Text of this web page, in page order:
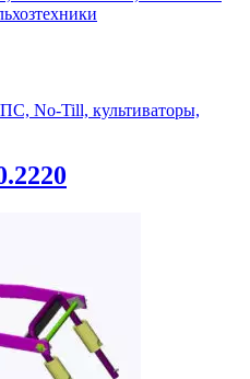
No-Till, культиваторы,